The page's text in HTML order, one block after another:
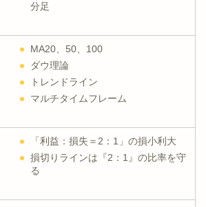
分足
MA20、50、100
ダウ理論
トレンドライン
マルチタイムフレーム
「利益：損失＝2：1」の損小利大
損切りラインは『2：1』の比率を守
る